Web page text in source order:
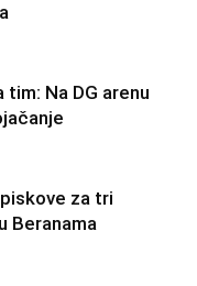
Na DG arenu
za tri
Beranama